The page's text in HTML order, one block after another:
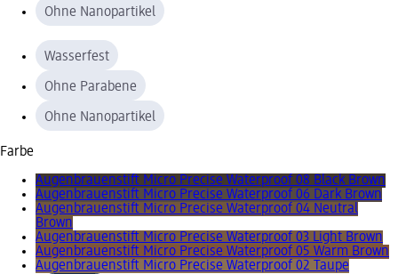
Ohne Nanopartikel
Wasserfest
Ohne Parabene
Ohne Nanopartikel
Farbe
Augenbrauenstift Micro Precise Waterproof 08 Black Brown
Augenbrauenstift Micro Precise Waterproof 06 Dark Brown
Augenbrauenstift Micro Precise Waterproof 04 Neutral
Brown
Augenbrauenstift Micro Precise Waterproof 03 Light Brown
Augenbrauenstift Micro Precise Waterproof 05 Warm Brown
Augenbrauenstift Micro Precise Waterproof 02 Taupe